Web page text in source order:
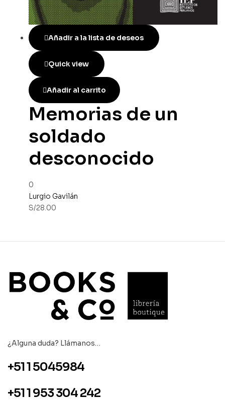
Añadir a la lista de deseos
Quick view
Añadir al carrito
Memorias de un
soldado
desconocido
0
Lurgio Gavilán
S/28.00
¿Alguna duda? Llámanos…
+51 1 5045984
+51 1 953 304 242